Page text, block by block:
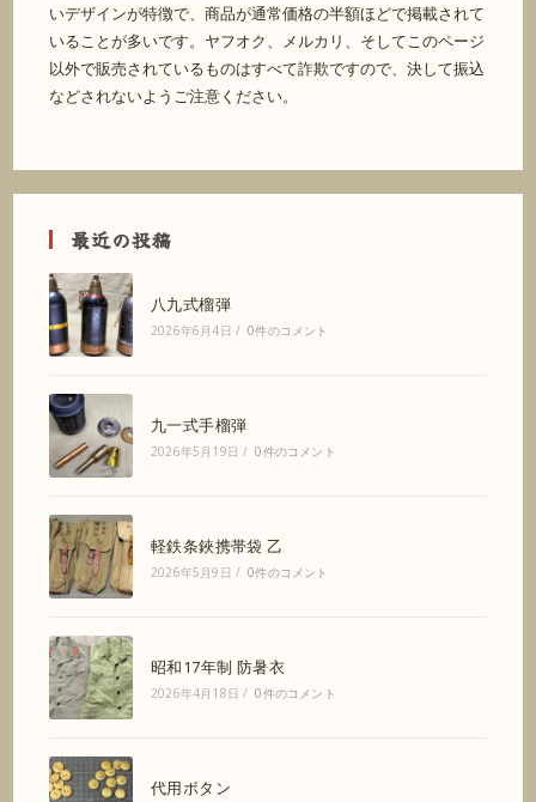
いデザインが特徴で、商品が通常価格の半額ほどで掲載されて
いることが多いです。ヤフオク、メルカリ、そしてこのページ
以外で販売されているものはすべて詐欺ですので、決して振込
などされないようご注意ください。
最近の投稿
八九式榴弾
2026年6月4日 / 0件のコメント
九一式手榴弾
2026年5月19日 / 0件のコメント
軽鉄条鋏携帯袋 乙
2026年5月9日 / 0件のコメント
昭和17年制 防暑衣
2026年4月18日 / 0件のコメント
代用ボタン